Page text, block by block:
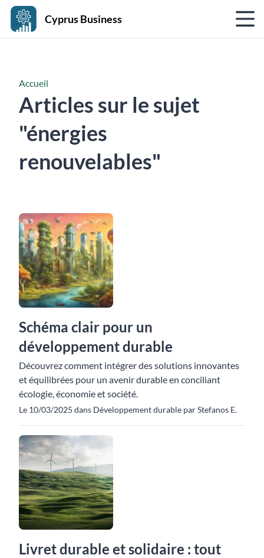
Cyprus Business
Accueil
Articles sur le sujet
"énergies
renouvelables"
Schéma clair pour un
développement durable
Découvrez comment intégrer des solutions innovantes
et équilibrées pour un avenir durable en conciliant
écologie, économie et société.
Le 10/03/2025 dans Développement durable par Stefanos E.
Livret durable et solidaire : tout